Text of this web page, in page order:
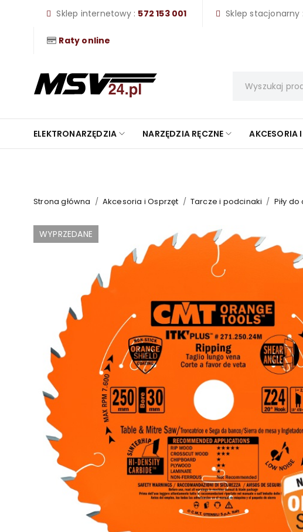
Sklep internetowy : 572 153 001 Sklep stacjonarny :
Raty online
ELEKTRONARZĘDZIA NARZĘDZIA RĘCZNE AKCESORIA
Strona główna / Akcesoria i Osprzęt / Tarcze i podcinaki / Piły
WYPRZEDANE